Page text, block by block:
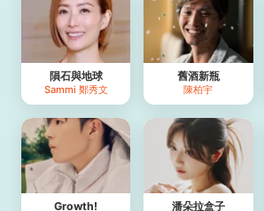
隕石與地球
Sammi 鄭秀文
舊酒新瓶
陳柏宇
Growth! 潘朵拉盒子